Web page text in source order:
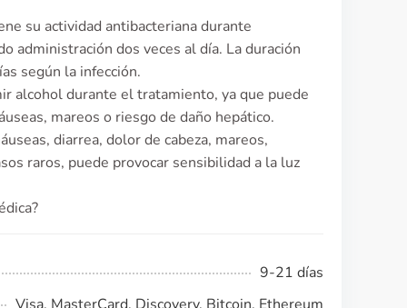
su actividad antibacteriana durante
administración dos veces al día. La duración
según la infección.
alcohol durante el tratamiento, ya que puede
mareos o riesgo de daño hepático.
diarrea, dolor de cabeza, mareos,
raros, puede provocar sensibilidad a la luz
9-21 días